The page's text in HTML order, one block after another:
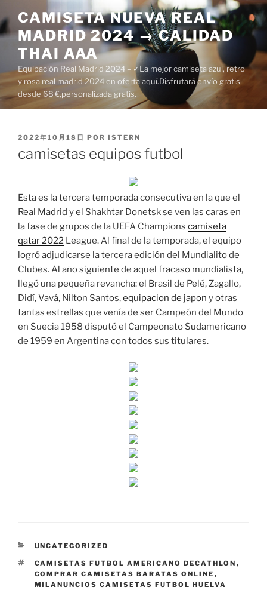
al
contenido
CAMISETA NUEVA REAL
MADRID 2024 → CALIDAD
THAI AAA
Equipación Real Madrid 2024 – ✓La mejor camiseta azul, retro
y rosa real madrid 2024 en oferta aquí.Disfrutará envío gratis
desde 68 €,personalizada gratis.
PUBLICADO
2022年10月18日 POR ISTERN
camisetas equipos futbol
Esta es la tercera temporada consecutiva en la que el
Real Madrid y el Shakhtar Donetsk se ven las caras en
la fase de grupos de la UEFA Champions camiseta
qatar 2022 League. Al final de la temporada, el equipo
logró adjudicarse la tercera edición del Mundialito de
Clubes. Al año siguiente de aquel fracaso mundialista,
llegó una pequeña revancha: el Brasil de Pelé, Zagallo,
Didí, Vavá, Nilton Santos,equipacion de japon y otras
tantas estrellas que venía de ser Campeón del Mundo
en Suecia 1958 disputó el Campeonato Sudamericano
de 1959 en Argentina con todos sus titulares.
CATEGORÍAS
UNCATEGORIZED
ETIQUETAS
CAMISETAS FUTBOL AMERICANO DECATHLON ,
COMPRAR CAMISETAS BARATAS ONLINE ,
MILANUNCIOS CAMISETAS FUTBOL HUELVA